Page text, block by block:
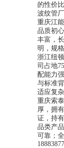
的性价比
波纹管
重庆江
品质初
丰富，
明，规
浙江纽
司占地
配能力
与标准
适应复
重庆索
厚，拥
证，持
品类产
可靠；